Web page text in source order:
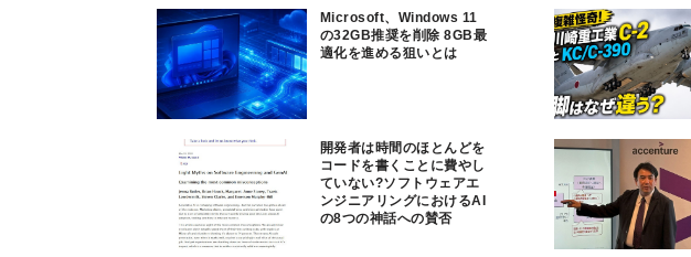
Microsoft、Windows 11
の32GB推奨を削除 8GB最
適化を進める狙いとは
開発者は時間のほとんどを
コードを書くことに費やし
ていない?ソフトウェアエ
ンジニアリングにおけるAI
の8つの神話への賛否